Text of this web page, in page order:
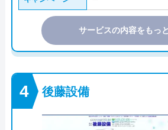
サービスの内容をもっ
後藤設備